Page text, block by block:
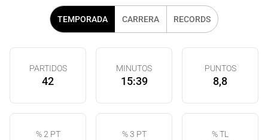
TEMPORADA CARRERA RECORDS
PARTIDOS
42
MINUTOS
15:39
PUNTOS
8,8
% 2 PT % 3 PT % TL